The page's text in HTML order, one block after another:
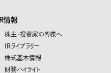
IR情報
株主・投資家の皆様へ
IRライブラリー
株式基本情報
財務ハイライト